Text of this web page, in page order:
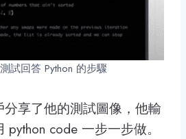
試回答 Python 的步驟
享了他的測試圖像，他輸
code 一步一步做。